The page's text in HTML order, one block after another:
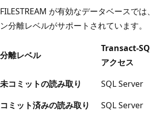
FILESTREAM が有効なデータベースで
ン分離レベルがサポートされています。
分離レベル
Transact-
アクセス
未コミットの読み取り
SQL Server
コミット済みの読み取り
SQL Server